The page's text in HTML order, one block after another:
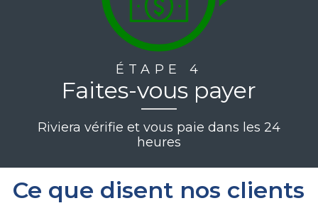
ÉTAPE 4
Faites-vous payer
Riviera vérifie et vous paie dans les 24
heures
Ce que disent nos clients